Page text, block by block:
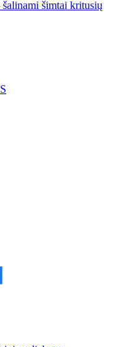
šimtai kritusių